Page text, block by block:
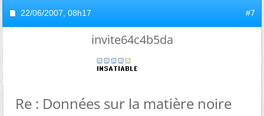
22/06/2007, 08h17 #7
invite64c4b5da
Re : Données sur la matière noire